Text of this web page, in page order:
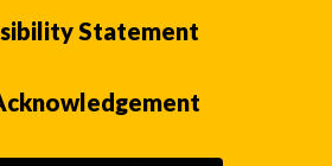
Statement